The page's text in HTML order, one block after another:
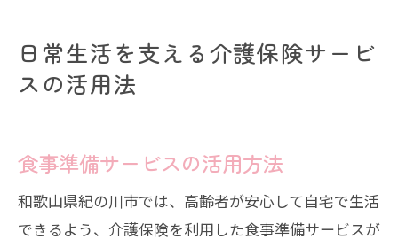
日常生活を支える介護保険サービ
スの活用法
食事準備サービスの活用方法
和歌山県紀の川市では、高齢者が安心して自宅で生活
できるよう、介護保険を利用した食事準備サービスが